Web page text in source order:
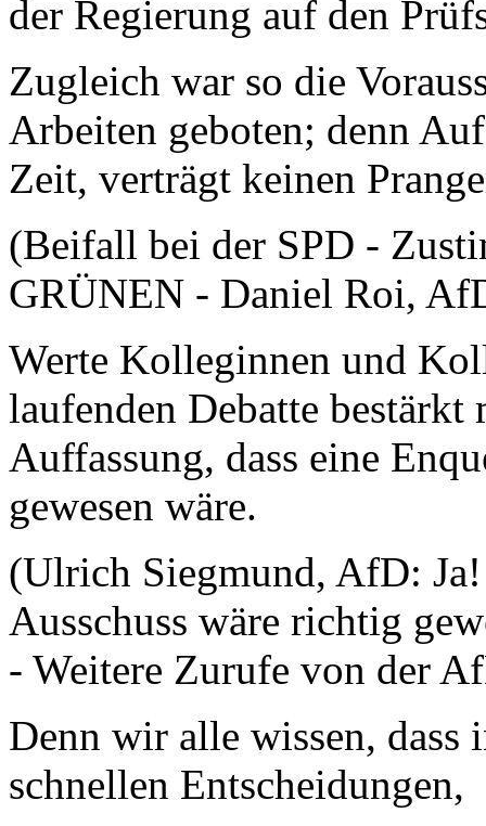
der Regierung auf den
Zugleich war so die
Arbeiten geboten; denn
Zeit, verträgt keinen
(Beifall bei der SPD -
GRÜNEN - Daniel Roi,
Werte Kolleginnen und
laufenden Debatte
Auffassung, dass eine
gewesen wäre.
(Ulrich Siegmund, AfD:
Ausschuss wäre richtig
- Weitere Zurufe von der
Denn wir alle wissen, dass
schnellen Entscheidungen,